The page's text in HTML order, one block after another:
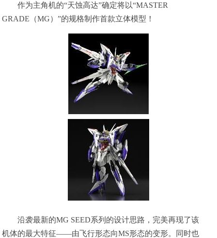
作为主角机的“天蚀高达”确定将以“MASTER
GRADE（MG）”的规格制作首款立体模型！
沿袭最新的MG SEED系列的设计思路，完美再现了该
机体的最大特征——由飞行形态向MS形态的变形。同时也